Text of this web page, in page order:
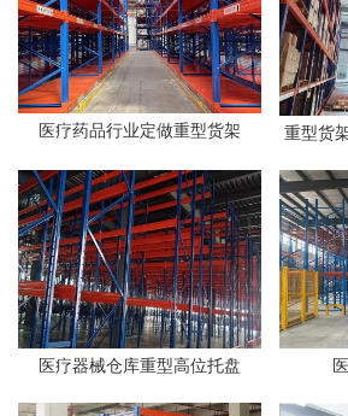
医疗药品行业定做重型货架 重型货
医疗器械仓库重型高位托盘